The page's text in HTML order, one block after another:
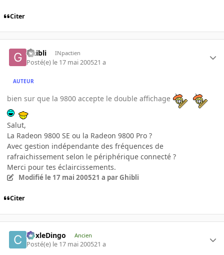
Citer
Ghibli INpactien
Posté(e) le 17 mai 200521 a
AUTEUR
bien sur que la 9800 accepte le double affichage
Salut,
La Radeon 9800 SE ou la Radeon 9800 Pro ?
Avec gestion indépendante des fréquences de
rafraichissement selon le périphérique connecté ?
Merci pour tes éclaircissements.
Modifié le 17 mai 200521 a par Ghibli
Citer
CoxleDingo Ancien
Posté(e) le 17 mai 200521 a